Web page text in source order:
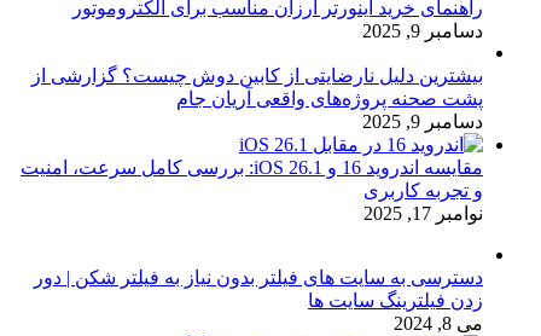
راهنمای خرید اینورتر ارزان مناسب برای الکتروموتور
دسامبر 9, 2025
بیشترین دلیل نارضایتی از کابین دوش چیست؟ گزارشی از
پشت صحنه پروژه‌های واقعی آریان جام
دسامبر 9, 2025
مقایسه اندروید 16 و iOS 26.1: بررسی کامل سرعت، امنیت
و تجربه کاربری
نوامبر 17, 2025
دسترسی به سایت های فیلتر بدون نیاز به فیلتر شکن | دور
زدن فیلترینگ سایت ها
می 8, 2024